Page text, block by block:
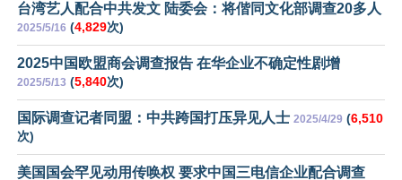
台湾艺人配合中共发文 陆委会：将偕同文化部调查20多人
2025/5/16 (4,829次)
2025中国欧盟商会调查报告 在华企业不确定性剧增
2025/5/13 (5,840次)
国际调查记者同盟：中共跨国打压异见人士 2025/4/29 (6,510
次)
美国国会罕见动用传唤权 要求中国三电信企业配合调查